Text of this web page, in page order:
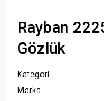
Rayban
Gözlük
Kategori
Marka